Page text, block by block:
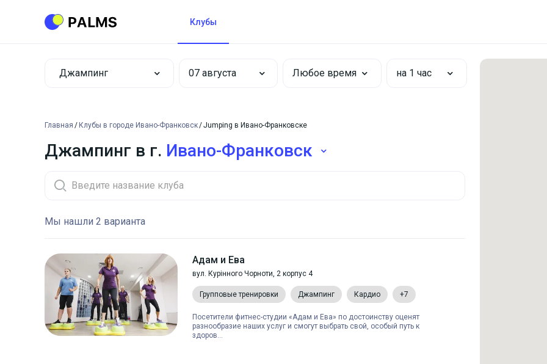
Клубы
Джампинг Любое время на 1 час
Главная Клубы в городе Ивано-Франковск Jumping в Ивано-Франковске
Джампинг в г. Ивано-Франковск
Мы нашли 2 варианта
Адам и Ева
вул. Курінного Чорноти, 2 корпус 4
Групповые тренировки Джампинг Кардио +7
Посетители фитнес-студии «Адам и Ева» по достоинству оценят
разнообразие наших услуг и смогут выбрать свой, особый путь к
здоров...